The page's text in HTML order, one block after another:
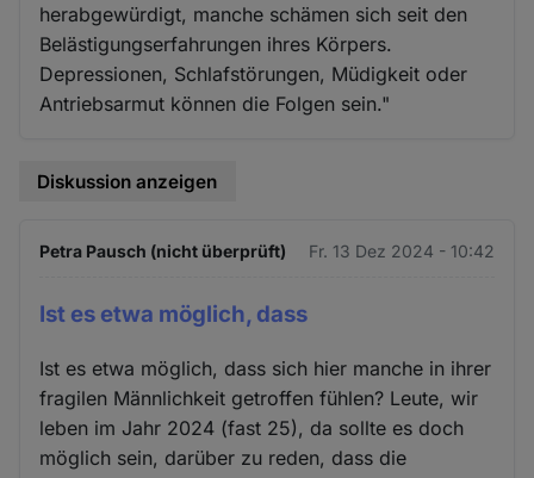
herabgewürdigt, manche schämen sich seit den
Belästigungserfahrungen ihres Körpers.
Depressionen, Schlafstörungen, Müdigkeit oder
Antriebsarmut können die Folgen sein."
Diskussion anzeigen
Petra Pausch (nicht überprüft) Fr. 13 Dez 2024 - 10:42
Ist es etwa möglich, dass
Ist es etwa möglich, dass sich hier manche in ihrer
fragilen Männlichkeit getroffen fühlen? Leute, wir
leben im Jahr 2024 (fast 25), da sollte es doch
möglich sein, darüber zu reden, dass die